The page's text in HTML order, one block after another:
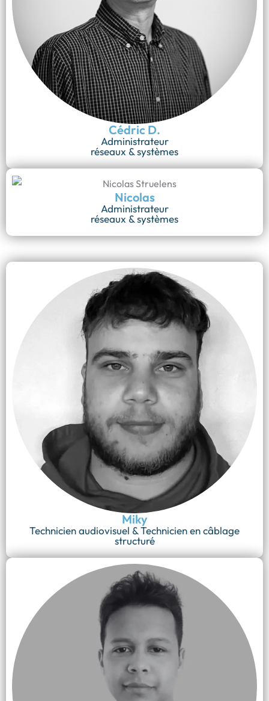
Cédric D.
Administrateur
réseaux & systèmes
Nicolas
Administrateur
réseaux & systèmes
Miky
Technicien audiovisuel & Technicien en câblage
structuré